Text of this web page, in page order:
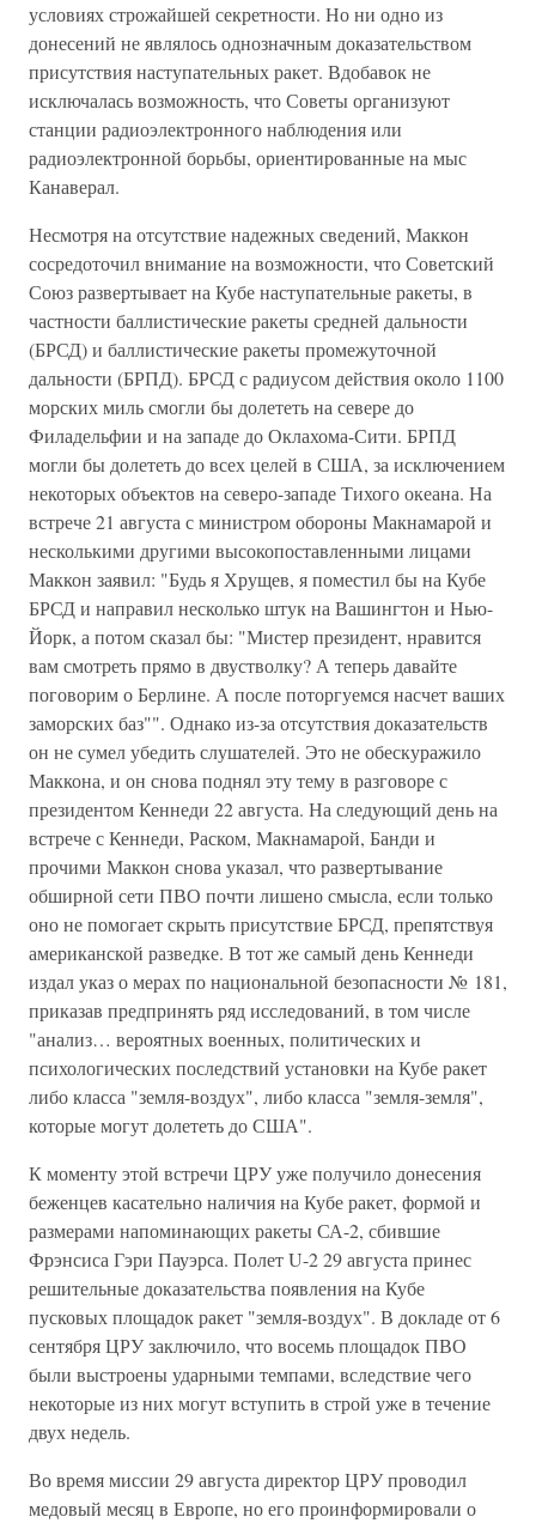
условиях строжайшей секретности. Но ни одно из
донесений не являлось однозначным доказательством
присутствия наступательных ракет. Вдобавок не
исключалась возможность, что Советы организуют
станции радиоэлектронного наблюдения или
радиоэлектронной борьбы, ориентированные на мыс
Канаверал.
Несмотря на отсутствие надежных сведений, Маккон
сосредоточил внимание на возможности, что Советский
Союз развертывает на Кубе наступательные ракеты, в
частности баллистические ракеты средней дальности
(БРСД) и баллистические ракеты промежуточной
дальности (БРПД). БРСД с радиусом действия около 1100
морских миль смогли бы долететь на севере до
Филадельфии и на западе до Оклахома-Сити. БРПД
могли бы долететь до всех целей в США, за исключением
некоторых объектов на северо-западе Тихого океана. На
встрече 21 августа с министром обороны Макнамарой и
несколькими другими высокопоставленными лицами
Маккон заявил: "Будь я Хрущев, я поместил бы на Кубе
БРСД и направил несколько штук на Вашингтон и Нью-
Йорк, а потом сказал бы: "Мистер президент, нравится
вам смотреть прямо в двустволку? А теперь давайте
поговорим о Берлине. А после поторгуемся насчет ваших
заморских баз"". Однако из-за отсутствия доказательств
он не сумел убедить слушателей. Это не обескуражило
Маккона, и он снова поднял эту тему в разговоре с
президентом Кеннеди 22 августа. На следующий день на
встрече с Кеннеди, Раском, Макнамарой, Банди и
прочими Маккон снова указал, что развертывание
обширной сети ПВО почти лишено смысла, если только
оно не помогает скрыть присутствие БРСД, препятствуя
американской разведке. В тот же самый день Кеннеди
издал указ о мерах по национальной безопасности № 181,
приказав предпринять ряд исследований, в том числе
"анализ… вероятных военных, политических и
психологических последствий установки на Кубе ракет
либо класса "земля-воздух", либо класса "земля-земля",
которые могут долететь до США".
К моменту этой встречи ЦРУ уже получило донесения
беженцев касательно наличия на Кубе ракет, формой и
размерами напоминающих ракеты СА-2, сбившие
Фрэнсиса Гэри Пауэрса. Полет U-2 29 августа принес
решительные доказательства появления на Кубе
пусковых площадок ракет "земля-воздух". В докладе от 6
сентября ЦРУ заключило, что восемь площадок ПВО
были выстроены ударными темпами, вследствие чего
некоторые из них могут вступить в строй уже в течение
двух недель.
Во время миссии 29 августа директор ЦРУ проводил
медовый месяц в Европе, но его проинформировали о